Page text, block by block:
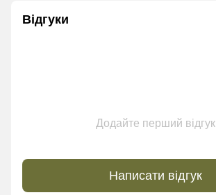
Відгуки
Додайте перший відгук
Написати відгук